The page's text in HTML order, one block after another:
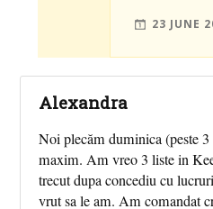
23 JUNE
Alexandra
Noi plecăm duminica (peste
maxim. Am vreo 3 liste in
trecut dupa concediu cu
vrut sa le am. Am comandat